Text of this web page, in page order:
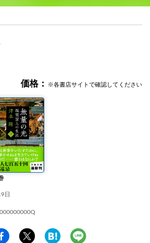
価格： ※各書店サイトで確認してください
日